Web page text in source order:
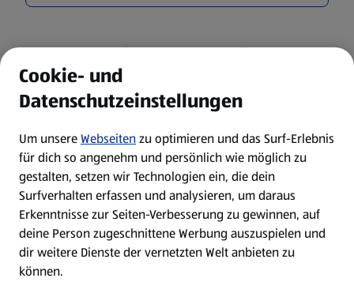
Entdecke weitere Kategorien.
Garten Urlaub & Strand
Sport & Fitness Kleidung
Frischeprodukte
im Angebot
Markenprodukte
im Angebot
Cookie- und
Datenschutzeinstellungen
Um unsereWebseitenzu optimieren und das Surf-Erlebnis
für dich so angenehm und persönlich wie möglich zu
gestalten, setzen wir Technologien ein, die dein
Surfverhalten erfassen und analysieren, um daraus
Erkenntnisse zur Seiten-Verbesserung zu gewinnen, auf
deine Person zugeschnittene Werbung auszuspielen und
dir weitere Dienste der vernetzten Welt anbieten zu
können.